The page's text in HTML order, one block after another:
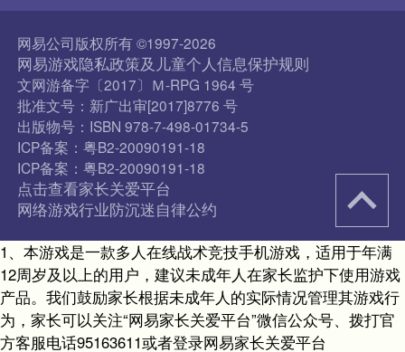
网易公司版权所有 ©1997-2026
网易游戏隐私政策及儿童个人信息保护规则
文网游备字〔2017〕Ｍ-RPG 1964 号
批准文号：新广出审[2017]8776 号
出版物号：ISBN 978-7-498-01734-5
ICP备案：粤B2-20090191-18
ICP备案：粤B2-20090191-18
点击查看家长关爱平台
网络游戏行业防沉迷自律公约
1、本游戏是一款多人在线战术竞技手机游戏，适用于年满
12周岁及以上的用户，建议未成年人在家长监护下使用游戏
产品。我们鼓励家长根据未成年人的实际情况管理其游戏行
为，家长可以关注“网易家长关爱平台”微信公众号、拨打官
方客服电话95163611或者登录网易家长关爱平台